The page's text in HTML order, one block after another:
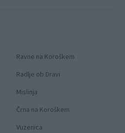
Ravne na Koroškem
Radlje ob Dravi
Mislinja
Črna na Koroškem
Vuzenica